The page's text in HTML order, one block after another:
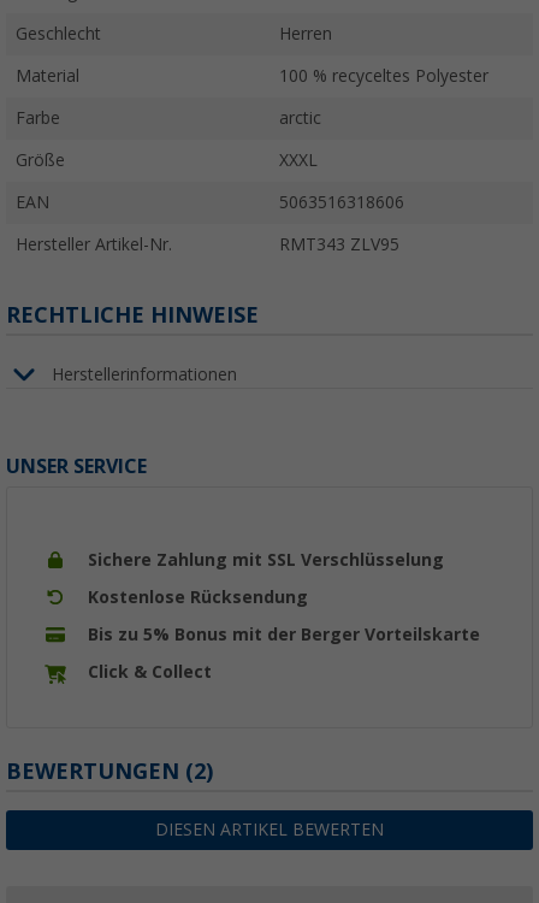
Geschlecht Herren
Material 100 % recyceltes Polyester
Farbe arctic
Größe XXXL
EAN 5063516318606
Hersteller Artikel-Nr. RMT343 ZLV95
RECHTLICHE HINWEISE
Herstellerinformationen
UNSER SERVICE
Sichere Zahlung mit SSL Verschlüsselung
Kostenlose Rücksendung
Bis zu 5% Bonus mit der Berger Vorteilskarte
Click & Collect
BEWERTUNGEN (2)
DIESEN ARTIKEL BEWERTEN